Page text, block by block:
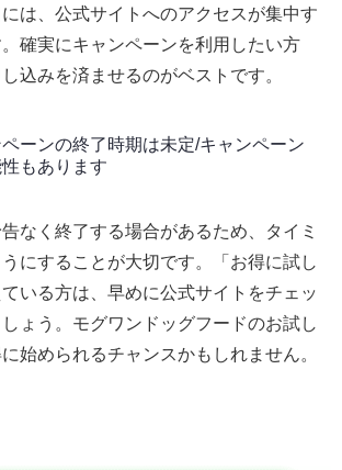
は、公式サイトへのアクセスが集中す
確実にキャンペーンを利用したい方
込みを済ませるのがベストです。
ーンの終了時期は未定/キャンペーン
もあります
なく終了する場合があるため、タイミ
にすることが大切です。「お得に試し
いる方は、早めに公式サイトをチェッ
ょう。モグワンドッグフードのお試し
始められるチャンスかもしれません。